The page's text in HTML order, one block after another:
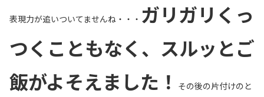
表現力が追いついてませんね・・・ ガリガリくっ
つくこともなく、スルッとご
飯がよそえました！
その後の片付けのと